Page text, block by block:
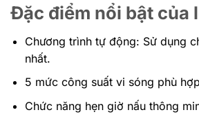
Đặc điểm nổi bật của
Chương trình tự động: Sử dụng
nhất.
5 mức công suất vi sóng phù
Chức năng hẹn giờ nấu thông